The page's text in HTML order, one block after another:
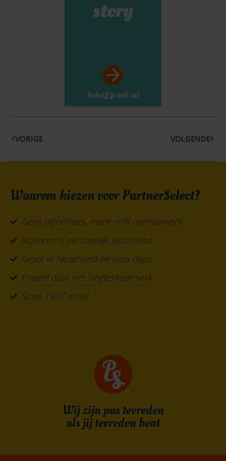
VORIGE
VOLGENDE
Wij zijn pas tevreden
als jij tevreden bent
Waarom kiezen voor PartnerSelect?
Geen algoritmes, maar echt mensenwerk
Iedereen is persoonlijk gescreend
Groot in Nederland en jouw regio
Erkend door het SinglesKeurmerk
Sinds 1997 actief